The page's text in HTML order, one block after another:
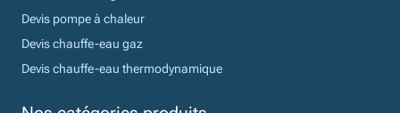
Devis pompe à chaleur
Devis chauffe-eau gaz
Devis chauffe-eau thermodynamique